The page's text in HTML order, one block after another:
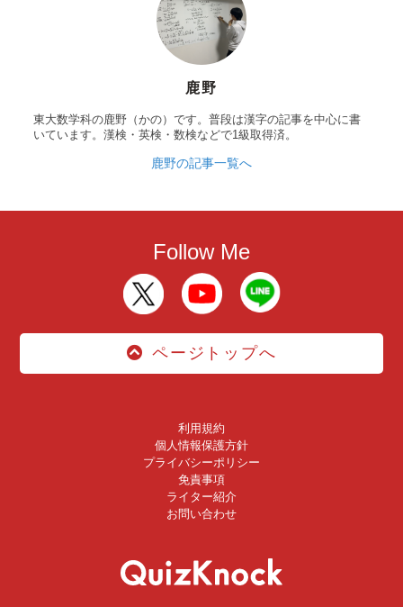
鹿野
東大数学科の鹿野（かの）です。普段は漢字の記事を中心に書
いています。漢検・英検・数検などで1級取得済。
鹿野の記事一覧へ
Follow Me
ページトップへ
利用規約
個人情報保護方針
プライバシーポリシー
免責事項
ライター紹介
お問い合わせ